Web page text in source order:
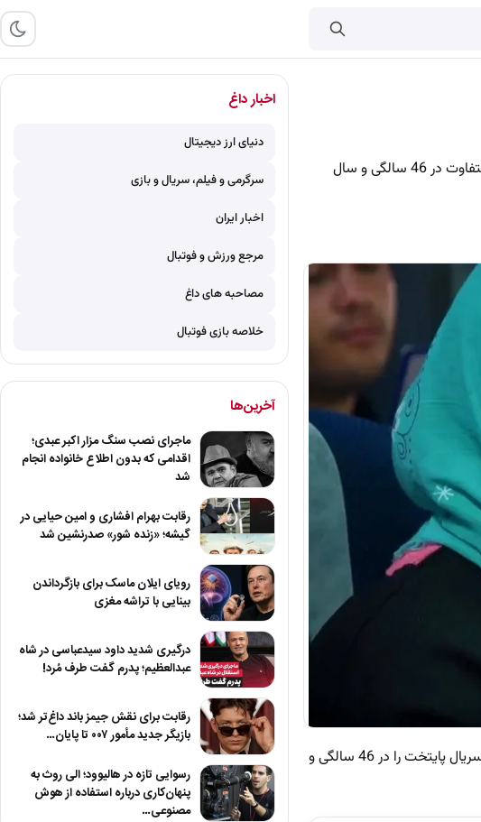
تصویری جذاب از ریما رامین‌فر در نقش هما سعادت، بازیگر سریال محبوب پایتخت، با ظاهری کاملاً متفاوت در 46 سالگی و سال
به گزارش پلاس، در ادامه تصویری از تیپ و چهره متفاوت ریما رامین فر بازیگر نقش هما سعادت در سریال پایتخت را در 46 سالگی و
اخبار داغ
دنیای ارز دیجیتال
سرگرمی و فیلم، سریال و بازی
اخبار ایران
مرجع ورزش و فوتبال
مصاحبه های داغ
خلاصه بازی فوتبال
آخرین‌ها
ماجرای نصب سنگ مزار اکبر عبدی؛
اقدامی که بدون اطلاع خانواده انجام
شد
رقابت بهرام افشاری و امین حیایی در
گیشه؛ «زنده شور» صدرنشین شد
رویای ایلان ماسک برای بازگرداندن
بینایی با تراشه مغزی
درگیری شدید داود سیدعباسی در شاه
عبدالعظیم؛ پدرم گفت طرف مُرد!
رقابت برای نقش جیمز باند داغ‌تر شد؛
بازیگر جدید مأمور ۰۰۷ تا پایان…
رسوایی تازه در هالیوود؛ الی روث به
پنهان‌کاری درباره استفاده از هوش
مصنوعی…